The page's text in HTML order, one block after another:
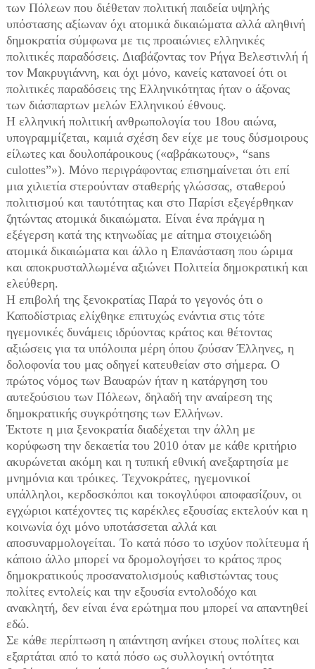
των Πόλεων που διέθεταν πολιτική παιδεία υψηλής
υπόστασης αξίωναν όχι ατομικά δικαιώματα αλλά αληθινή
δημοκρατία σύμφωνα με τις προαιώνιες ελληνικές
πολιτικές παραδόσεις. Διαβάζοντας τον Ρήγα Βελεστινλή ή
τον Μακρυγιάννη, και όχι μόνο, κανείς κατανοεί ότι οι
πολιτικές παραδόσεις της Ελληνικότητας ήταν ο άξονας
των διάσπαρτων μελών Ελληνικού έθνους.
Η ελληνική πολιτική ανθρωπολογία του 18ου αιώνα,
υπογραμμίζεται, καμιά σχέση δεν είχε με τους δύσμοιρους
είλωτες και δουλοπάροικους («αβράκωτους», “sans
culottes”»). Μόνο περιγράφοντας επισημαίνεται ότι επί
μια χιλιετία στερούνταν σταθερής γλώσσας, σταθερού
πολιτισμού και ταυτότητας και στο Παρίσι εξεγέρθηκαν
ζητώντας ατομικά δικαιώματα. Είναι ένα πράγμα η
εξέγερση κατά της κτηνωδίας με αίτημα στοιχειώδη
ατομικά δικαιώματα και άλλο η Επανάσταση που ώριμα
και αποκρυσταλλωμένα αξιώνει Πολιτεία δημοκρατική και
ελεύθερη.
Η επιβολή της ξενοκρατίας Παρά το γεγονός ότι ο
Καποδίστριας ελίχθηκε επιτυχώς ενάντια στις τότε
ηγεμονικές δυνάμεις ιδρύοντας κράτος και θέτοντας
αξιώσεις για τα υπόλοιπα μέρη όπου ζούσαν Έλληνες, η
δολοφονία του μας οδηγεί κατευθείαν στο σήμερα. Ο
πρώτος νόμος των Βαυαρών ήταν η κατάργηση του
αυτεξούσιου των Πόλεων, δηλαδή την αναίρεση της
δημοκρατικής συγκρότησης των Ελλήνων.
Έκτοτε η μια ξενοκρατία διαδέχεται την άλλη με
κορύφωση την δεκαετία του 2010 όταν με κάθε κριτήριο
ακυρώνεται ακόμη και η τυπική εθνική ανεξαρτησία με
μνημόνια και τρόικες. Τεχνοκράτες, ηγεμονικοί
υπάλληλοι, κερδοσκόποι και τοκογλύφοι αποφασίζουν, οι
εγχώριοι κατέχοντες τις καρέκλες εξουσίας εκτελούν και η
κοινωνία όχι μόνο υποτάσσεται αλλά και
αποσυναρμολογείται. Το κατά πόσο το ισχύον πολίτευμα ή
κάποιο άλλο μπορεί να δρομολογήσει το κράτος προς
δημοκρατικούς προσανατολισμούς καθιστώντας τους
πολίτες εντολείς και την εξουσία εντολοδόχο και
ανακλητή, δεν είναι ένα ερώτημα που μπορεί να απαντηθεί
εδώ.
Σε κάθε περίπτωση η απάντηση ανήκει στους πολίτες και
εξαρτάται από το κατά πόσο ως συλλογική οντότητα